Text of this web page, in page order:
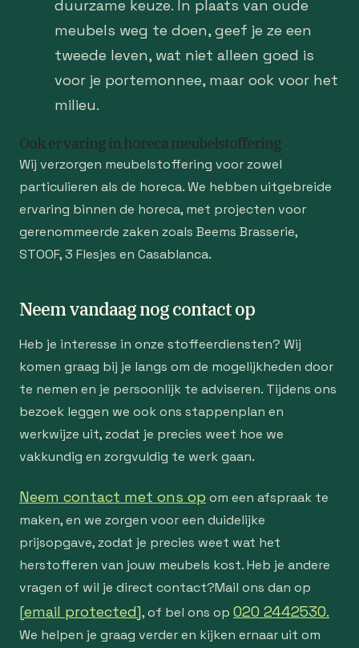
duurzame keuze. In plaats van oude
meubels weg te doen, geef je ze een
tweede leven, wat niet alleen goed is
voor je portemonnee, maar ook voor het
milieu.
Ook ervaring in horeca meubelstoffering
Wij verzorgen meubelstoffering voor zowel
particulieren als de horeca. We hebben uitgebreide
ervaring binnen de horeca, met projecten voor
gerenommeerde zaken zoals Beems Brasserie,
STOOF, 3 Flesjes en Casablanca.
Neem vandaag nog contact op
Heb je interesse in onze stoffeerdiensten? Wij
komen graag bij je langs om de mogelijkheden door
te nemen en je persoonlijk te adviseren. Tijdens ons
bezoek leggen we ook ons stappenplan en
werkwijze uit, zodat je precies weet hoe we
vakkundig en zorgvuldig te werk gaan.
Neem contact met ons op om een afspraak te
maken, en we zorgen voor een duidelijke
prijsopgave, zodat je precies weet wat het
herstofferen van jouw meubels kost. Heb je andere
vragen of wil je direct contact?Mail ons dan op
[email protected], of bel ons op 020 2442530.
We helpen je graag verder en kijken ernaar uit om